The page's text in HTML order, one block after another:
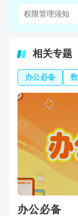
权限管理须知
相关专题
办公必备
办公必备